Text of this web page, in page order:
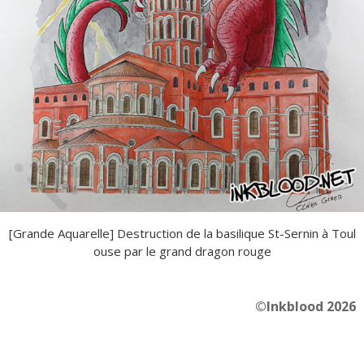
[Grande Aquarelle] Destruction de la basilique St-Sernin à Toul
ouse par le grand dragon rouge
©Inkblood 2026